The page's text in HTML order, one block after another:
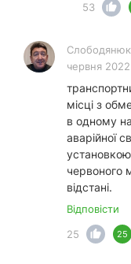
53
червня
місці з
в одному
аварійної
установкою
червоного
відстані.
Відповісти
25
25